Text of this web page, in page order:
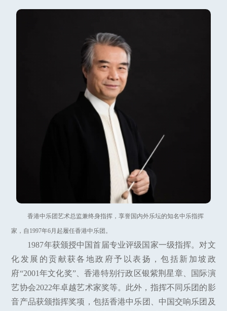
香港中乐团艺术总监兼终身指挥，享誉国内外乐坛的知名中乐指挥
家，自1997年6月起履任香港中乐团。
1987年获颁授中国首届专业评级国家一级指挥。对文
化发展的贡献获各地政府予以表扬，包括新加坡政
府“2001年文化奖”、香港特别行政区银紫荆星章、国际演
艺协会2022年卓越艺术家奖等。此外，指挥不同乐团的影
音产品获颁指挥奖项，包括香港中乐团、中国交响乐团及